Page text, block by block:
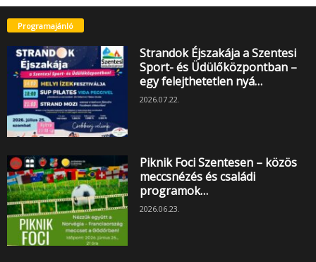
Programajánló
Strandok Éjszakája a Szentesi
Sport- és Üdülőközpontban –
egy felejthetetlen nyá…
2026.07.22.
Piknik Foci Szentesen – közös
meccsnézés és családi
programok…
2026.06.23.